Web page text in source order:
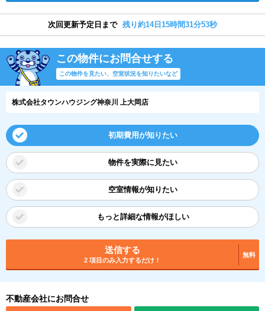
次回更新予定日まで 残り約14日15時間31分52秒
この物件にお問合せする
この物件を見たい、空室状況を知りたいなど
株式会社タウンハウジング神奈川 上大岡店
初期費用が知りたい
物件を実際に見たい
空室情報が知りたい
もっと詳細な情報がほしい
送信する
2 項目のみ入力するだけ！
無料
不動産会社にお問合せ